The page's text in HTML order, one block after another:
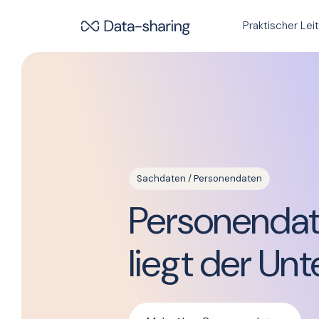
Praktischer
Sachdaten / Personendaten
liegt der